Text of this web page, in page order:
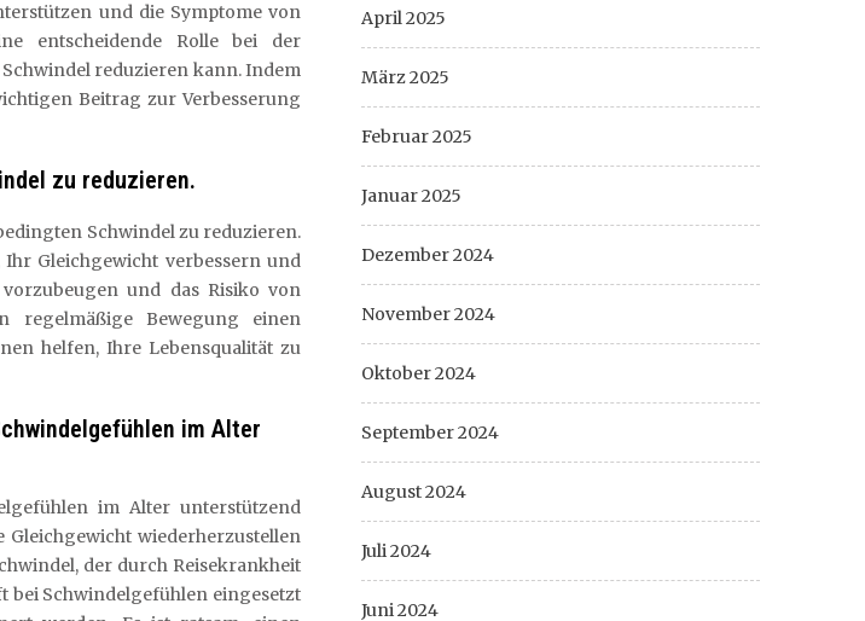
und die Symptome von
entscheidende Rolle bei der
reduzieren kann. Indem
Beitrag zur Verbesserung
zu reduzieren.
Schwindel zu reduzieren.
Gleichgewicht verbessern und
und das Risiko von
regelmäßige Bewegung einen
helfen, Ihre Lebensqualität zu
im Alter
im Alter unterstützend
wiederherzustellen
der durch Reisekrankheit
Schwindelgefühlen eingesetzt
April 2025
März 2025
Februar 2025
Januar 2025
Dezember 2024
November 2024
Oktober 2024
September 2024
August 2024
Juli 2024
Juni 2024